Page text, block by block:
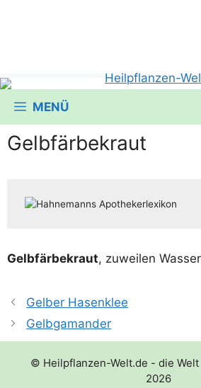
MENÜ
Gelbfärbekraut
Gelb­fär­be­kraut, zuwei­len
Gelber Hasenklee
Gelbgamander
© Heilpflanzen-Welt.de - die
2026